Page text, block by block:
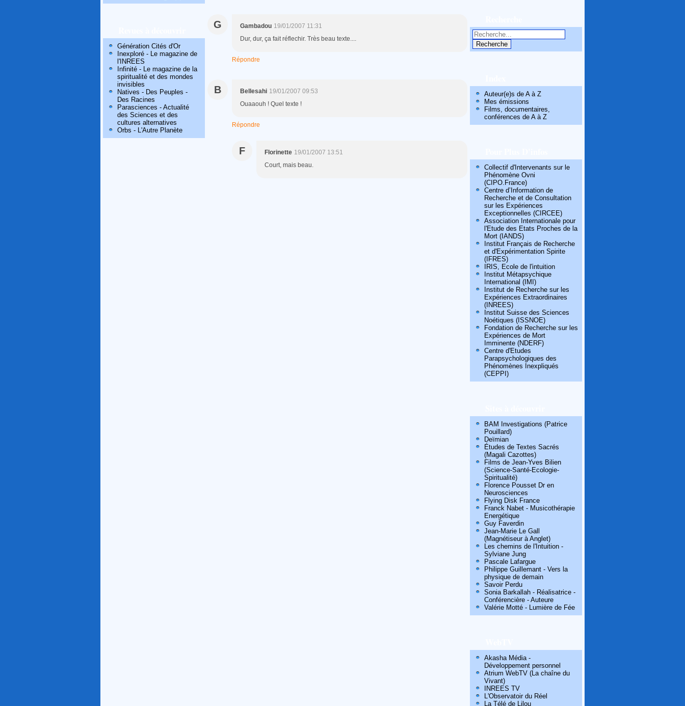
Génération Cités d'Or
Inexploré - Le magazine de
l'INREES
Infinité - Le magazine de la
spiritualité et des mondes
invisibles
Natives - Des Peuples -
Des Racines
Parasciences - Actualité
des Sciences et des
cultures alternatives
Orbs - L'Autre Planète
G Gambadou 19/01/2007 11:31
Dur, dur, ça fait réflechir. Très beau texte....
Répondre
B Bellesahi 19/01/2007 09:53
Ouaaouh ! Quel texte !
Répondre
F Florinette 19/01/2007 13:51
Court, mais beau.
Auteur(e)s de A à Z
Mes émissions
Films, documentaires,
conférences de A à Z
Collectif d'Intervenants sur le
Phénomène Ovni
(CIPO.France)
Centre d’Information de
Recherche et de Consultation
sur les Expériences
Exceptionnelles (CIRCEE)
Association Internationale pour
l'Etude des Etats Proches de la
Mort (IANDS)
Institut Français de Recherche
et d'Expérimentation Spirite
(IFRES)
IRIS, Ecole de l'intuition
Institut Métapsychique
International (IMI)
Institut de Recherche sur les
Expériences Extraordinaires
(INREES)
Institut Suisse des Sciences
Noétiques (ISSNOE)
Fondation de Recherche sur les
Expériences de Mort
Imminente (NDERF)
Centre d'Etudes
Parapsychologiques des
Phénomènes Inexpliqués
(CEPPI)
BAM Investigations (Patrice
Pouillard)
Deïmian
Études de Textes Sacrés
(Magali Cazottes)
Films de Jean-Yves Bilien
(Science-Santé-Ecologie-
Spiritualité)
Florence Pousset Dr en
Neurosciences
Flying Disk France
Franck Nabet - Musicothérapie
Energétique
Guy Faverdin
Jean-Marie Le Gall
(Magnétiseur à Anglet)
Les chemins de l'Intuition -
Sylviane Jung
Pascale Lafargue
Philippe Guillemant - Vers la
physique de demain
Savoir Perdu
Sonia Barkallah - Réalisatrice -
Conférencière - Auteure
Valérie Motté - Lumière de Fée
Akasha Média -
Développement personnel
Atrium WebTV (La chaîne du
Vivant)
INREES TV
L'Observatoir du Réel
La Télé de Lilou